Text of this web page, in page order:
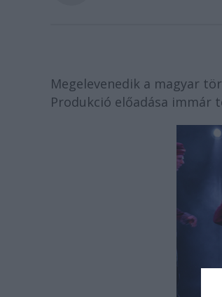
Megelevenedik a magyar
Produkció előadása immár